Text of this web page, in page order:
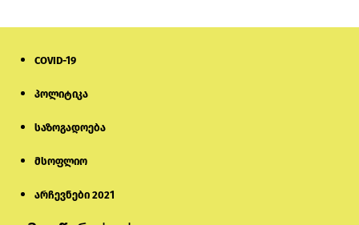
COVID-19
პოლიტიკა
საზოგადოება
მსოფლიო
არჩევნები 2021